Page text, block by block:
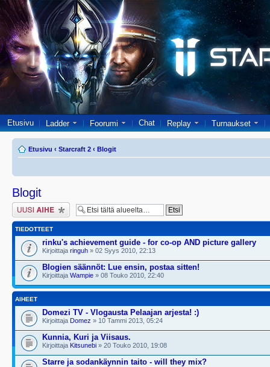
Etusivu Ladder Foorumi Chat Replay Turnaukset
Etusivu ‹ Starcraft 2 ‹ Blogit
Blogit
Lähetä uusi viesti
TIEDOTTEET
rinku's achievement guide - for co-op AND picture gallery
Kirjoittaja ringuh » 02 Syys 2010, 22:13
Blogien säännöt: Lue ensin, postaa sitten!
Kirjoittaja Wampie » 08 Touko 2010, 22:40
AIHEET
Domezi TV - Vlogausta Pelaajan arjesta! :)
Kirjoittaja Domez » 10 Tammi 2013, 05:24
Kunnia, Kuri ja Viisaus.
Kirjoittaja Kitsunebi » 20 Touko 2010, 19:08
Starre ja sodankäynnin taito - will they mix?